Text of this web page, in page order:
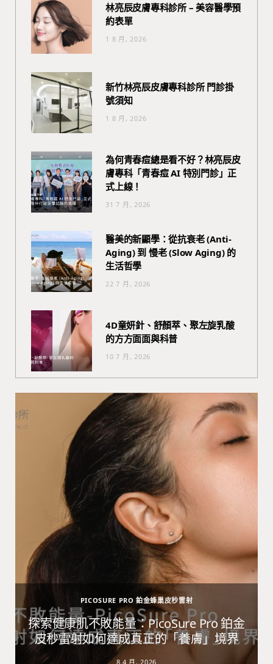
林亮辰皮膚專科診所 – 美容醫學預
約表單
1 8 月, 2026
新竹林亮辰皮膚專科診所 門診掛
號須知
1 8 月, 2026
為何青春痘總是看不好？林亮辰皮
膚專科「青春痘 AI 特別門診」正
式上線！
31 7 月, 2026
醫美的新顯學：從抗衰老 (Anti-
Aging) 到 慢老 (Slow Aging) 的
生活哲學
22 7 月, 2026
4D童妍針、舒顏萃、聚左旋乳酸
的方方面面與科普
10 7 月, 2026
PICOSURE PRO 鉑金蜂巢皮秒雷射
探索健康肌不敗能量：PicoSure Pro 鉑金
皮秒雷射如何達成真正的「養膚」境界
8 4 月, 2026